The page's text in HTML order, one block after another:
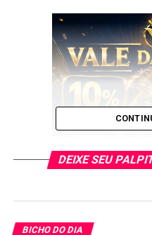
DEIXE SEU
BICHO DO DIA